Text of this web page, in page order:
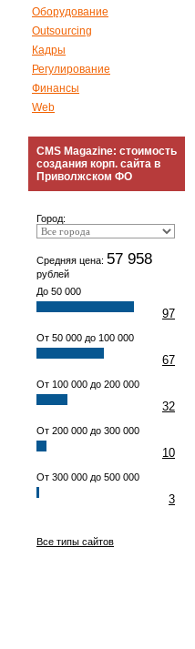
Оборудование
Outsourcing
Кадры
Регулирование
Финансы
Web
CMS Magazine: стоимость
создания корп. сайта в
Приволжском ФО
Город:
Средняя цена: 57 958
рублей
До 50 000
97
От 50 000 до 100 000
67
От 100 000 до 200 000
32
От 200 000 до 300 000
10
От 300 000 до 500 000
3
Все типы сайтов